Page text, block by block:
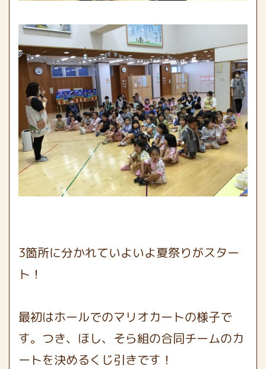
3箇所に分かれていよいよ夏祭りがスター
ト！
最初はホールでのマリオカートの様子で
す。つき、ほし、そら組の合同チームのカ
ートを決めるくじ引きです！